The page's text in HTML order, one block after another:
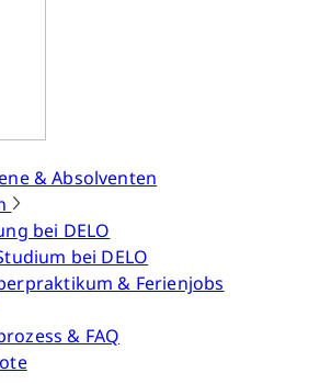
& Absolventen
bei DELO
bei DELO
& Ferienjobs
& FAQ